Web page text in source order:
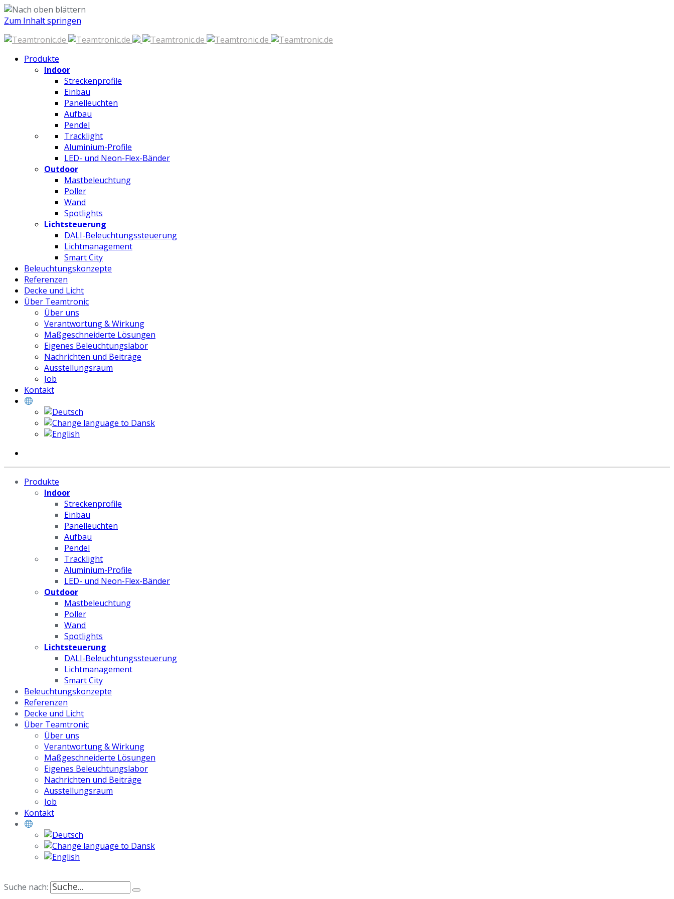
Zum Inhalt springen
Produkte
Indoor
Streckenprofile
Einbau
Panelleuchten
Aufbau
Pendel
Tracklight
Aluminium-Profile
LED- und Neon-Flex-Bänder
Outdoor
Mastbeleuchtung
Poller
Wand
Spotlights
Lichtsteuerung
DALI-Beleuchtungssteuerung
Lichtmanagement
Smart City
Beleuchtungskonzepte
Referenzen
Decke und Licht
Über Teamtronic
Über uns
Verantwortung & Wirkung
Maßgeschneiderte Lösungen
Eigenes Beleuchtungslabor
Nachrichten und Beiträge
Ausstellungsraum
Job
Kontakt
Produkte
Indoor
Streckenprofile
Einbau
Panelleuchten
Aufbau
Pendel
Tracklight
Aluminium-Profile
LED- und Neon-Flex-Bänder
Outdoor
Mastbeleuchtung
Poller
Wand
Spotlights
Lichtsteuerung
DALI-Beleuchtungssteuerung
Lichtmanagement
Smart City
Beleuchtungskonzepte
Referenzen
Decke und Licht
Über Teamtronic
Über uns
Verantwortung & Wirkung
Maßgeschneiderte Lösungen
Eigenes Beleuchtungslabor
Nachrichten und Beiträge
Ausstellungsraum
Job
Kontakt
Suche nach: